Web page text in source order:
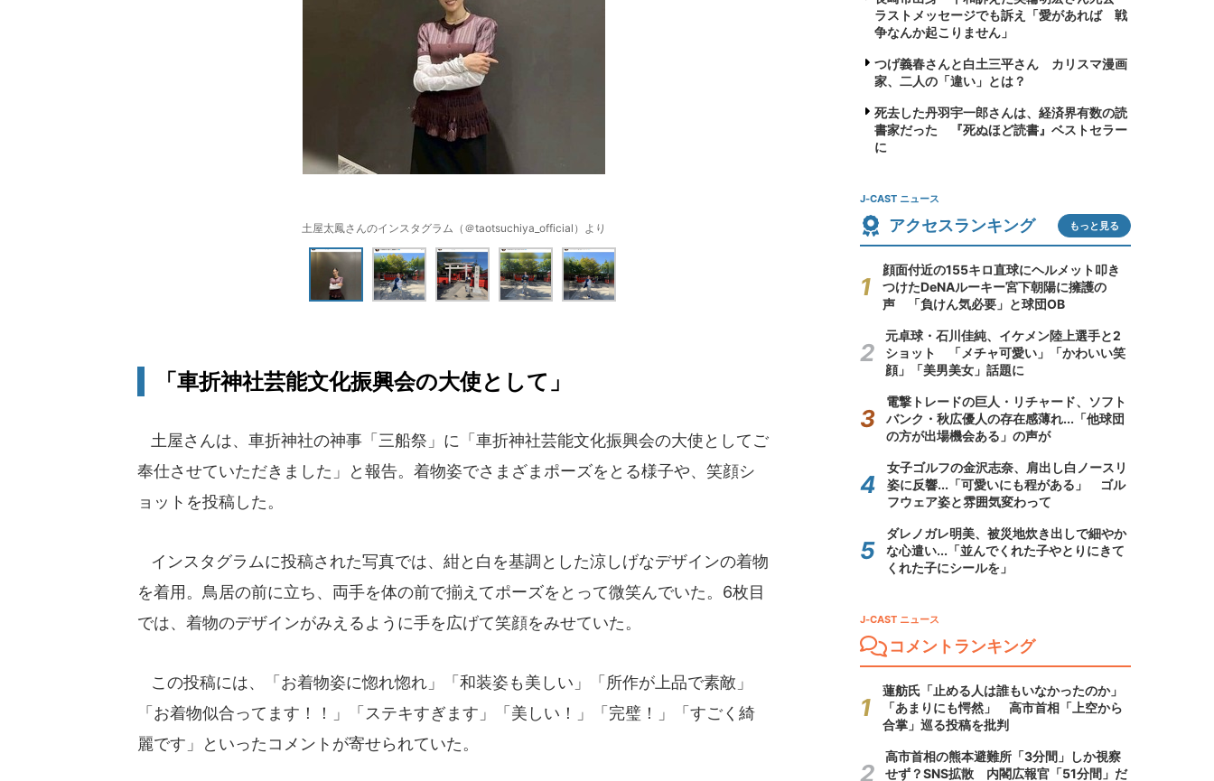
土屋太鳳さんのインスタグラム（＠taotsuchiya_official）より
「車折神社芸能文化振興会の大使として」
土屋さんは、車折神社の神事「三船祭」に「車折神社芸能文化振興会の大使としてご
奉仕させていただきました」と報告。着物姿でさまざまポーズをとる様子や、笑顔シ
ョットを投稿した。
インスタグラムに投稿された写真では、紺と白を基調とした涼しげなデザインの着物
を着用。鳥居の前に立ち、両手を体の前で揃えてポーズをとって微笑んでいた。6枚目
では、着物のデザインがみえるように手を広げて笑顔をみせていた。
この投稿には、「お着物姿に惚れ惚れ」「和装姿も美しい」「所作が上品で素敵」
「お着物似合ってます！！」「ステキすぎます」「美しい！」「完璧！」「すごく綺
麗です」といったコメントが寄せられていた。
ラストメッセージでも訴え「愛があれば 戦
争なんか起こりません」
つげ義春さんと白土三平さん カリスマ漫画
家、二人の「違い」とは？
死去した丹羽宇一郎さんは、経済界有数の読
書家だった 『死ぬほど読書』ベストセラー
に
J-CAST ニュース
アクセスランキング もっと見る
顔面付近の155キロ直球にヘルメット叩き
つけたDeNAルーキー宮下朝陽に擁護の
声 「負けん気必要」と球団OB
元卓球・石川佳純、イケメン陸上選手と2
ショット 「メチャ可愛い」「かわいい笑
顔」「美男美女」話題に
電撃トレードの巨人・リチャード、ソフト
バンク・秋広優人の存在感薄れ...「他球団
の方が出場機会ある」の声が
女子ゴルフの金沢志奈、肩出し白ノースリ
姿に反響...「可愛いにも程がある」 ゴル
フウェア姿と雰囲気変わって
ダレノガレ明美、被災地炊き出しで細やか
な心遣い...「並んでくれた子やとりにきて
くれた子にシールを」
J-CAST ニュース
コメントランキング
蓮舫氏「止める人は誰もいなかったのか」
「あまりにも愕然」 高市首相「上空から
合掌」巡る投稿を批判
高市首相の熊本避難所「3分間」しか視察
せず？SNS拡散 内閣広報官「51分間」だ